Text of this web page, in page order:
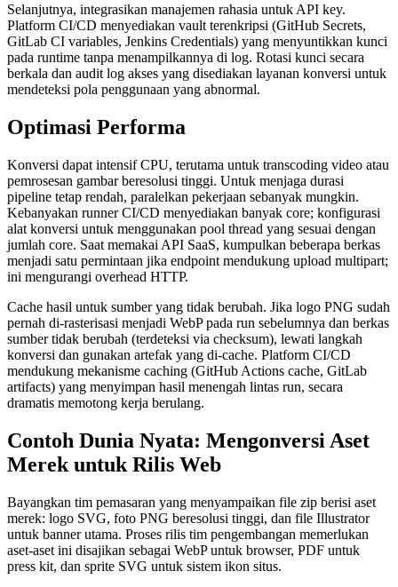
Selanjutnya, integrasikan manajemen rahasia untuk API key.
Platform CI/CD menyediakan vault terenkripsi (GitHub Secrets,
GitLab CI variables, Jenkins Credentials) yang menyuntikkan kunci
pada runtime tanpa menampilkannya di log. Rotasi kunci secara
berkala dan audit log akses yang disediakan layanan konversi untuk
mendeteksi pola penggunaan yang abnormal.
Optimasi Performa
Konversi dapat intensif CPU, terutama untuk transcoding video atau
pemrosesan gambar beresolusi tinggi. Untuk menjaga durasi
pipeline tetap rendah, paralelkan pekerjaan sebanyak mungkin.
Kebanyakan runner CI/CD menyediakan banyak core; konfigurasi
alat konversi untuk menggunakan pool thread yang sesuai dengan
jumlah core. Saat memakai API SaaS, kumpulkan beberapa berkas
menjadi satu permintaan jika endpoint mendukung upload multipart;
ini mengurangi overhead HTTP.
Cache hasil untuk sumber yang tidak berubah. Jika logo PNG sudah
pernah di‑rasterisasi menjadi WebP pada run sebelumnya dan berkas
sumber tidak berubah (terdeteksi via checksum), lewati langkah
konversi dan gunakan artefak yang di‑cache. Platform CI/CD
mendukung mekanisme caching (GitHub Actions cache, GitLab
artifacts) yang menyimpan hasil menengah lintas run, secara
dramatis memotong kerja berulang.
Contoh Dunia Nyata: Mengonversi Aset
Merek untuk Rilis Web
Bayangkan tim pemasaran yang menyampaikan file zip berisi aset
merek: logo SVG, foto PNG beresolusi tinggi, dan file Illustrator
untuk banner utama. Proses rilis tim pengembangan memerlukan
aset‑aset ini disajikan sebagai WebP untuk browser, PDF untuk
press kit, dan sprite SVG untuk sistem ikon situs.